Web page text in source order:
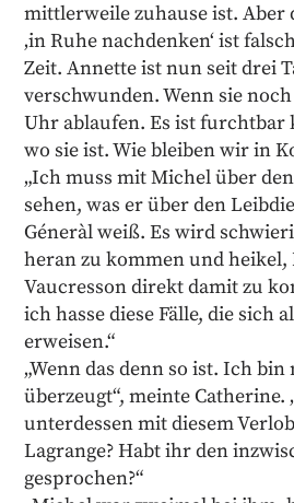
mittlerweile zuhause ist. Aber
‚in Ruhe nachdenken‘ ist
Zeit. Annette ist nun seit drei
verschwunden. Wenn sie
Uhr ablaufen. Es ist furchtbar
wo sie ist. Wie bleiben wir in
„Ich muss mit Michel über
sehen, was er über den
Géneràl weiß. Es wird
heran zu kommen und heikel,
Vaucresson direkt damit zu
ich hasse diese Fälle, die sich
erweisen.“
„Wenn das denn so ist. Ich
überzeugt“, meinte Catherine.
unterdessen mit diesem
Lagrange? Habt ihr den
gesprochen?“